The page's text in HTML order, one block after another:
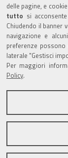
delle pagine, e
tutto si
Chiudendo il banner
navigazione e
preferenze
laterale "Gestisci
Per maggiori
Policy
Albo Camerale
Pubblicità
Area
Informativa
Accessibilità